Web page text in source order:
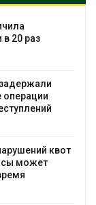
В Австралии
установки
Москвариум
трёхдневным
В Кении
проверяют по
Авг 5, 2026